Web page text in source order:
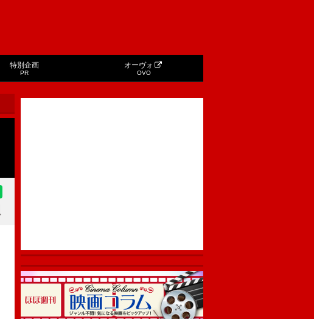
特別企画
PR
オーヴォ
OVO